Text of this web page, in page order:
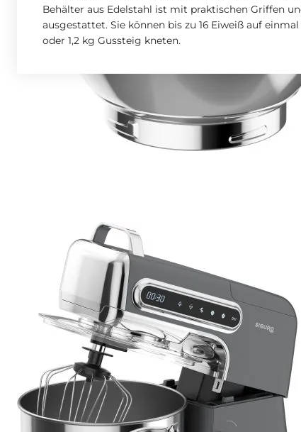
Behälter aus Edelstahl ist mit praktischen Griffen
ausgestattet. Sie können bis zu 16 Eiweiß auf
oder 1,2 kg Gussteig kneten.